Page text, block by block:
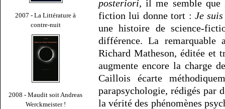
2007 - La Littérature à
contre-nuit
2008 - Maudit soit Andreas
Werckmeister !
posteriori, il me semble que
fiction lui donne tort :Je
une histoire de science-
différence. La remarquable
Richard Matheson, éditée et
augmente encore la charge
Caillois écarte
parapsychologie, rédigés par
la vérité des phénomènes